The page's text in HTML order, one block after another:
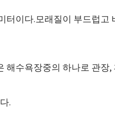
터이다.모래질이 부드럽
수욕장중의 하나로 관장
.